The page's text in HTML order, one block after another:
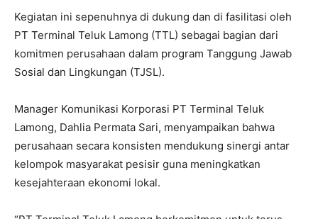
Kegiatan ini sepenuhnya di dukung dan di fasilitasi oleh
PT Terminal Teluk Lamong (TTL) sebagai bagian dari
komitmen perusahaan dalam program Tanggung Jawab
Sosial dan Lingkungan (TJSL).
Manager Komunikasi Korporasi PT Terminal Teluk
Lamong, Dahlia Permata Sari, menyampaikan bahwa
perusahaan secara konsisten mendukung sinergi antar
kelompok masyarakat pesisir guna meningkatkan
kesejahteraan ekonomi lokal.